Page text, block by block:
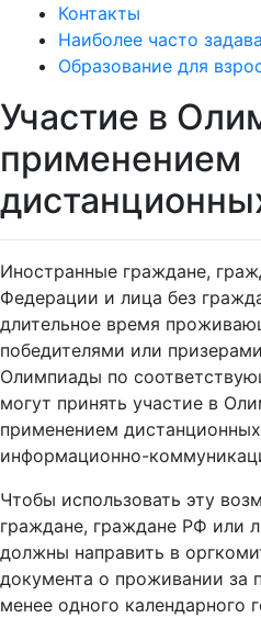
Контакты
Наиболее часто
Образование для
Участие в
применeнием
Иностранные граждане,
Федерации и лица без
длительное время
победителями или
Олимпиады по
могут принять участие в
применением
информационно-
Чтобы использовать эту
граждане, граждане РФ или
должны направить в
документа о проживании за
менее одного календарного